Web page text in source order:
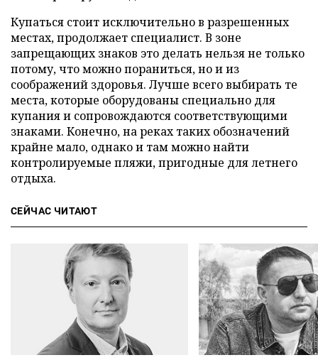
Купаться стоит исключительно в разрешенных
местах, продолжает специалист. В зоне
запрещающих знаков это делать нельзя не только
потому, что можно пораниться, но и из
соображений здоровья. Лучше всего выбирать те
места, которые оборудованы специально для
купания и сопровождаются соответствующими
знаками. Конечно, на реках таких обозначений
крайне мало, однако и там можно найти
контролируемые пляжи, пригодные для летнего
отдыха.
СЕЙЧАС ЧИТАЮТ